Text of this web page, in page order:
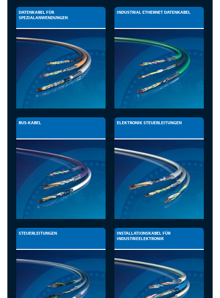
DATENKABEL FÜR
SPEZIALANWENDUNGEN
INDUSTRIAL ETHERNET DATENKABEL
BUS-KABEL ELEKTRONIK STEUERLEITUNGEN
STEUERLEITUNGEN
INSTALLATIONSKABEL FÜR
INDUSTRIEELEKTRONIK